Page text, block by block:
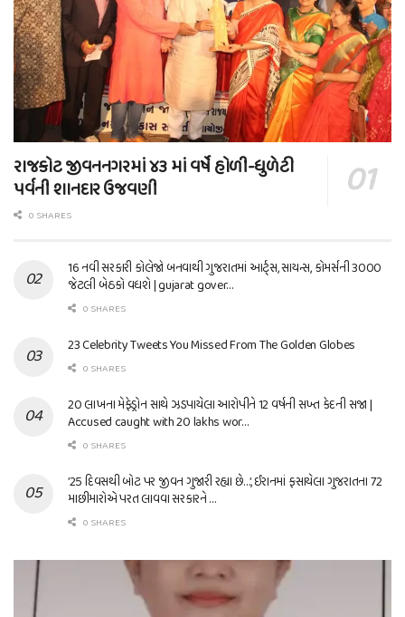
રાજકોટ જીવનનગરમાં ૪૩ માં વર્ષે હોળી-ધુળેટી
પર્વની શાનદાર ઉજવણી
0 SHARES
16 નવી સરકારી કોલેજો બનવાથી ગુજરાતમાં આર્ટ્સ, સાયન્સ, કોમર્સની 3000
જેટલી બેઠકો વધશે | gujarat gover…
0 SHARES
23 Celebrity Tweets You Missed From The Golden Globes
0 SHARES
20 લાખના મેફેડ્રોન સાથે ઝડપાયેલા આરોપીને 12 વર્ષની સખ્ત કેદની સજા |
Accused caught with 20 lakhs wor…
0 SHARES
’25 દિવસથી બોટ પર જીવન ગુજારી રહ્યા છે…’, ઈરાનમાં ફસાયેલા ગુજરાતના 72
માછીમારોએ પરત લાવવા સરકારને …
0 SHARES